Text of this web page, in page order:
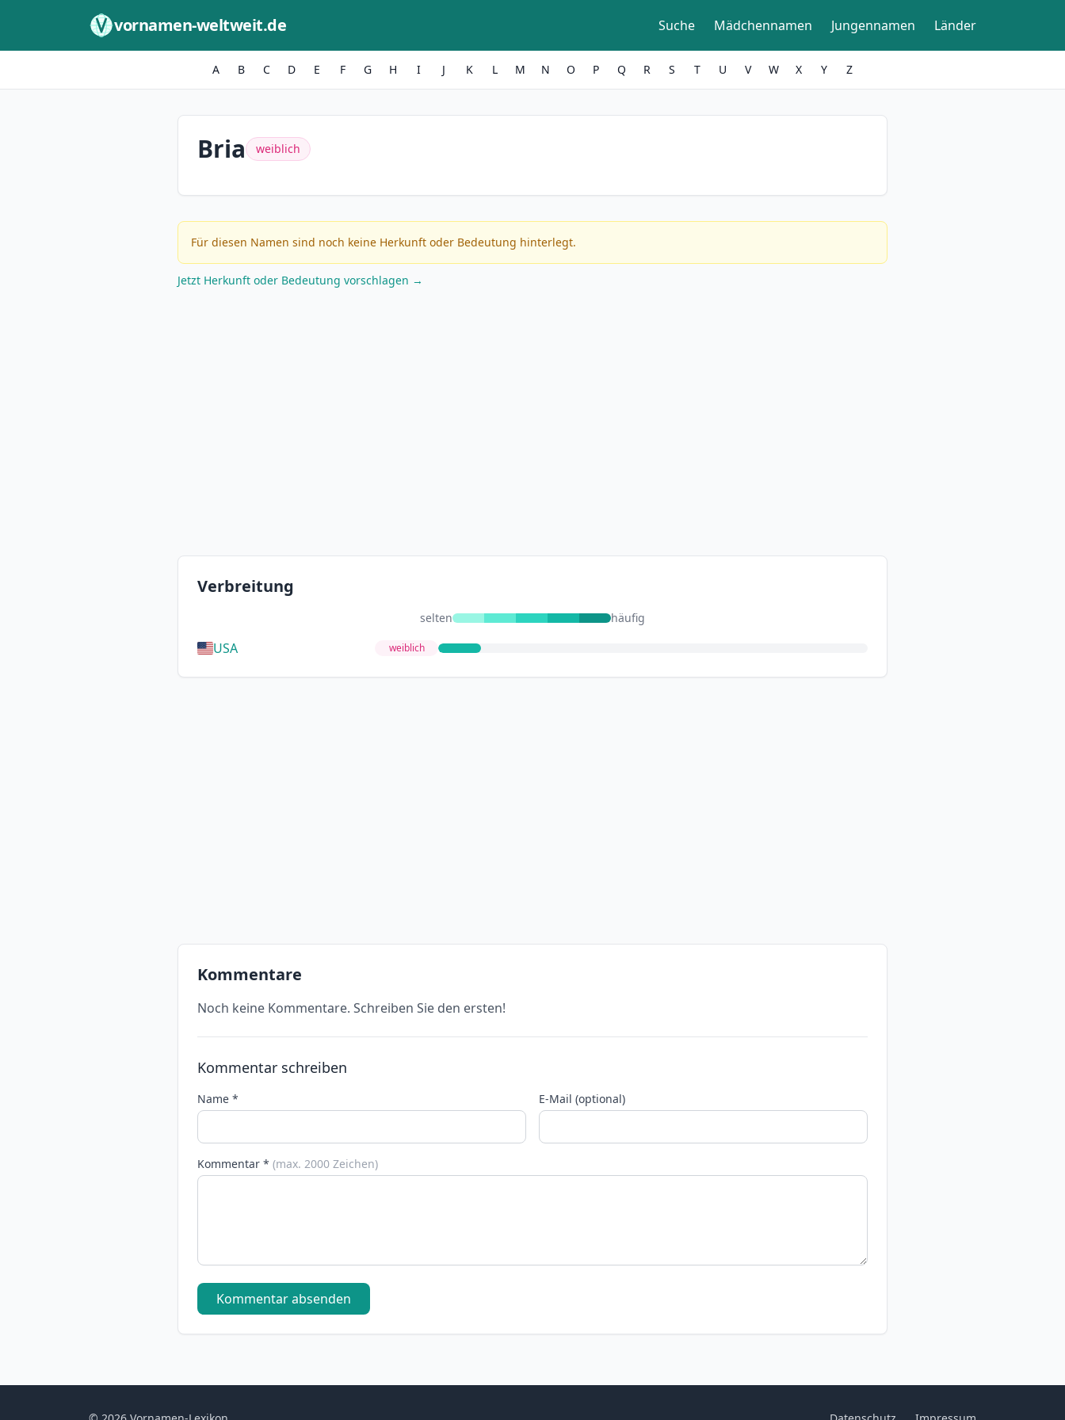
vornamen-weltweit.de Suche Mädchennamen Jungennamen Länder
A B C D E F G H I J K L M N O P Q R S T U V W X Y Z
Bria weiblich
Für diesen Namen sind noch keine Herkunft oder Bedeutung hinterlegt.
Jetzt Herkunft oder Bedeutung vorschlagen →
Verbreitung
selten häufig
USA weiblich
Kommentare
Noch keine Kommentare. Schreiben Sie den ersten!
Kommentar schreiben
Name * E-Mail (optional)
Kommentar * (max. 2000 Zeichen)
Kommentar absenden